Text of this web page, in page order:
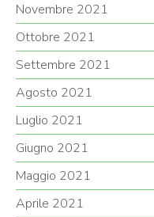
Novembre 2021
Ottobre 2021
Settembre 2021
Agosto 2021
Luglio 2021
Giugno 2021
Maggio 2021
Aprile 2021